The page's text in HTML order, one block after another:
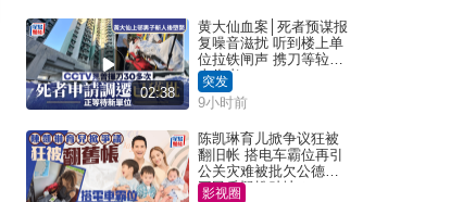
02:38
黄大仙血案│死者预谋报
复噪音滋扰 听到楼上单
位拉铁闸声 携刀等䢂伏
击伤者
突发
9小时前
陈凯琳育儿掀争议狂被
翻旧帐 搭电车霸位再引
公关灾难被批欠公德心
网民质疑扮贴地？
影视圈